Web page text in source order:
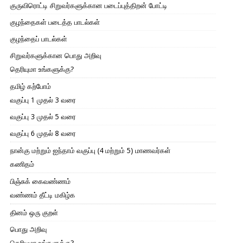
குருவிரொட்டி சிறுவர்களுக்கான படைப்புத்திறன் போட்டி
குழந்தைகள் படைத்த பாடல்கள்
குழந்தைப் பாடல்கள்
சிறுவர்களுக்கான பொது அறிவு
தெரியுமா உங்களுக்கு?
தமிழ் கற்போம்
வகுப்பு 1 முதல் 3 வரை
வகுப்பு 3 முதல் 5 வரை
வகுப்பு 6 முதல் 8 வரை
நான்கு மற்றும் ஐந்தாம் வகுப்பு (4 மற்றும் 5) மாணவர்கள்
கணிதம்
பிஞ்சுக் கைவண்ணம்
வண்ணம் தீட்டி மகிழ்க
தினம் ஒரு குறள்
பொது அறிவு